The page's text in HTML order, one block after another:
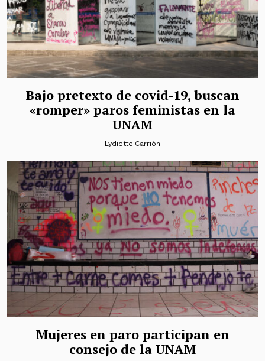
Bajo pretexto de covid-19, buscan
«romper» paros feministas en la
UNAM
Lydiette Carrión
Mujeres en paro participan en
consejo de la UNAM